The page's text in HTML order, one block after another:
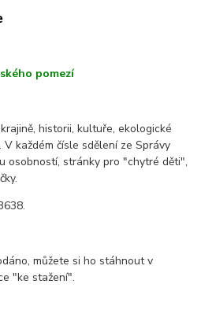
pomezí
historii, kultuře, ekologické
každém čísle sdělení ze Správy
osobností, stránky pro "chytré děti",
můžete si ho stáhnout v
"ke stažení".